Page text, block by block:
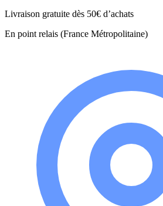
Livraison gratuite dès 50€ d’achats
En point relais (France Métropolitaine)